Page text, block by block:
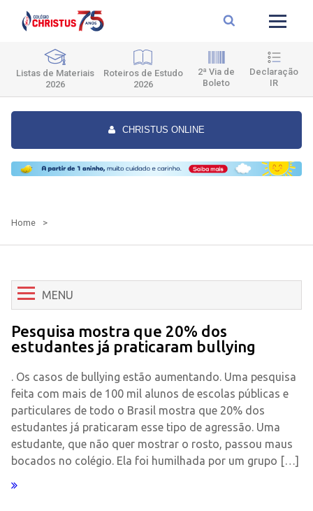
Listas de Materiais
2026
Roteiros de Estudo
2026
2ª Via de
Boleto
Declaração
IR
CHRISTUS ONLINE
Home >
MENU
Pesquisa mostra que 20% dos
estudantes já praticaram bullying
. Os casos de bullying estão aumentando. Uma pesquisa
feita com mais de 100 mil alunos de escolas públicas e
particulares de todo o Brasil mostra que 20% dos
estudantes já praticaram esse tipo de agressão. Uma
estudante, que não quer mostrar o rosto, passou maus
bocados no colégio. Ela foi humilhada por um grupo […]